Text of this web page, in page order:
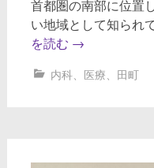
首都圏の南部に位置
い地域として知られ
を読む →
内科、 医療、 田町